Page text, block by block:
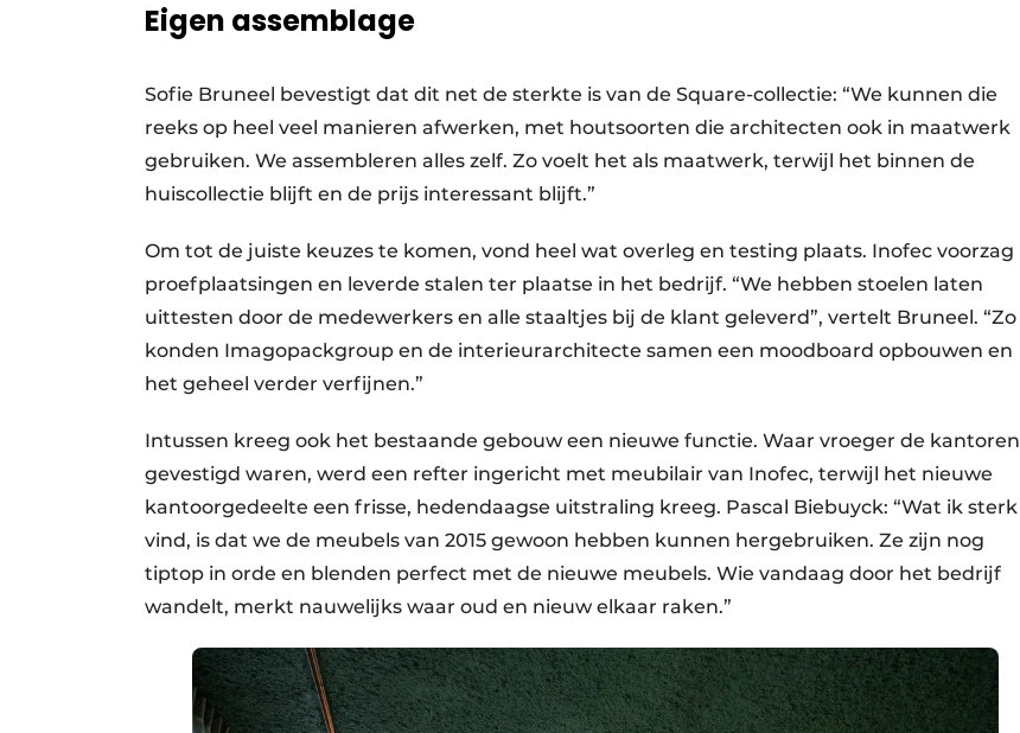
Eigen assemblage
Sofie Bruneel bevestigt dat dit net de sterkte is van de Square-collectie: “We kunnen die
reeks op heel veel manieren afwerken, met houtsoorten die architecten ook in maatwerk
gebruiken. We assembleren alles zelf. Zo voelt het als maatwerk, terwijl het binnen de
huiscollectie blijft en de prijs interessant blijft.”
Om tot de juiste keuzes te komen, vond heel wat overleg en testing plaats. Inofec voorzag
proefplaatsingen en leverde stalen ter plaatse in het bedrijf. “We hebben stoelen laten
uittesten door de medewerkers en alle staaltjes bij de klant geleverd”, vertelt Bruneel. “Zo
konden Imagopackgroup en de interieurarchitecte samen een moodboard opbouwen en
het geheel verder verfijnen.”
Intussen kreeg ook het bestaande gebouw een nieuwe functie. Waar vroeger de kantoren
gevestigd waren, werd een refter ingericht met meubilair van Inofec, terwijl het nieuwe
kantoorgedeelte een frisse, hedendaagse uitstraling kreeg. Pascal Biebuyck: “Wat ik sterk
vind, is dat we de meubels van 2015 gewoon hebben kunnen hergebruiken. Ze zijn nog
tiptop in orde en blenden perfect met de nieuwe meubels. Wie vandaag door het bedrijf
wandelt, merkt nauwelijks waar oud en nieuw elkaar raken.”